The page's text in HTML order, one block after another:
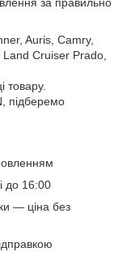
за правильно
Auris, Camry,
Cruiser Prado,
товару.
підберемо
до 16:00
— ціна без